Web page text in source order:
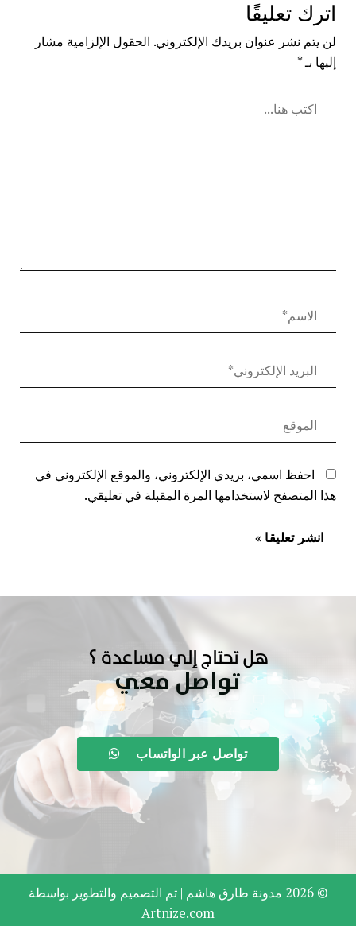
اترك تعليقًا
لن يتم نشر عنوان بريدك الإلكتروني. الحقول الإلزامية مشار
إليها بـ*
احفظ اسمي، بريدي الإلكتروني، والموقع الإلكتروني في
هذا المتصفح لاستخدامها المرة المقبلة في تعليقي.
هل تحتاج إلي مساعدة ؟
تواصل معي
تواصل عبر الواتساب
© 2026 مدونة طارق هاشم |
تم التصميم والتطوير بواسطة
Artnize.com